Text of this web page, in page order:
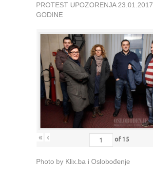
PROTEST UPOZORENJA 23.01.2017.
GODINE
« ‹ of 15
Photo by Klix.ba i Oslobođenje